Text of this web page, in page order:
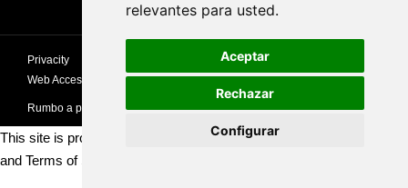
relevantes para usted.
Aceptar
Rechazar
Configurar
Privacity
Privacy Policy
Web Accessibility Statement
Rumbo a picos
This site is protected by reCAPTCHA and the Google
and Terms of Service